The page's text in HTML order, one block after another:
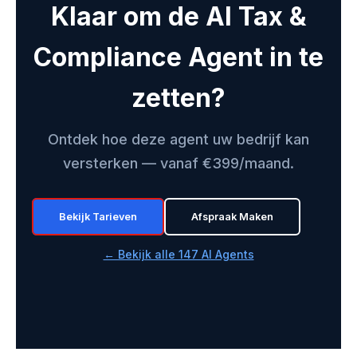
Klaar om de AI Tax &
Compliance Agent in te
zetten?
Ontdek hoe deze agent uw bedrijf kan
versterken — vanaf €399/maand.
Bekijk Tarieven Afspraak Maken
← Bekijk alle 147 AI Agents